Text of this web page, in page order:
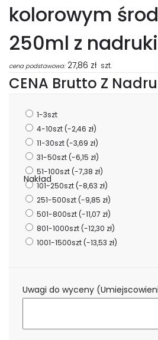
kolorowym
250ml z
cena podstawowa: 27,86 zł szt.
CENA Brutto Z
Nakład
1-3szt
4-10szt(-2,46 zł)
11-30szt(-3,69 zł)
31-50szt(-6,15 zł)
51-100szt(-7,38 zł)
101-250szt(-8,63 zł)
251-500szt(-9,85 zł)
501-800szt(-11,07 zł)
801-1000szt(-12,30 zł)
1001-1500szt(-13,53 zł)
Uwagi do wyceny